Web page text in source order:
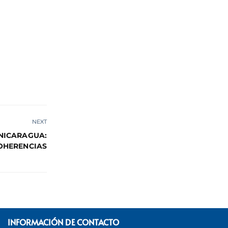
NEXT
INFORMACIÓN DE CONTACTO